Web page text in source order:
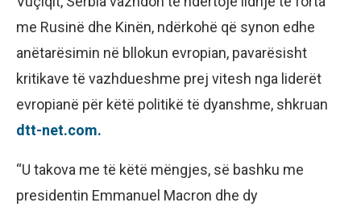
me Rusinë dhe Kinën, ndërkohë që synon edhe
anëtarësimin në bllokun evropian, pavarësisht
kritikave të vazhdueshme prej vitesh nga liderët
evropianë për këtë politikë të dyanshme, shkruan
dtt-net.com.
“U takova me të këtë mëngjes, së bashku me
presidentin Emmanuel Macron dhe dy